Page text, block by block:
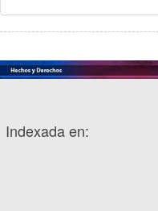
Indexada en: